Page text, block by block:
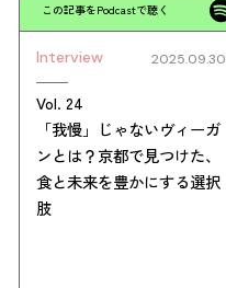
この記事をPodcastで聴く
Interview 2025.09.30
Vol. 24
「我慢」じゃないヴィーガ
ンとは？京都で見つけた、
食と未来を豊かにする選択
肢